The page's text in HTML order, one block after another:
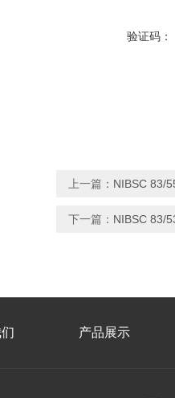
验证码：
上一篇： NIBSC 83/
下一篇： NIBSC 83/
产品展示